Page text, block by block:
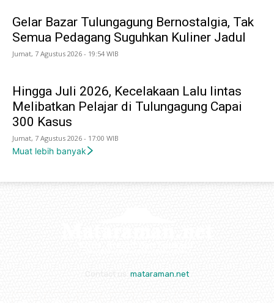
Gelar Bazar Tulungagung Bernostalgia, Tak
Semua Pedagang Suguhkan Kuliner Jadul
Jumat, 7 Agustus 2026 - 19:54 WIB
Hingga Juli 2026, Kecelakaan Lalu lintas
Melibatkan Pelajar di Tulungagung Capai
300 Kasus
Jumat, 7 Agustus 2026 - 17:00 WIB
Muat lebih banyak
mataraman.net